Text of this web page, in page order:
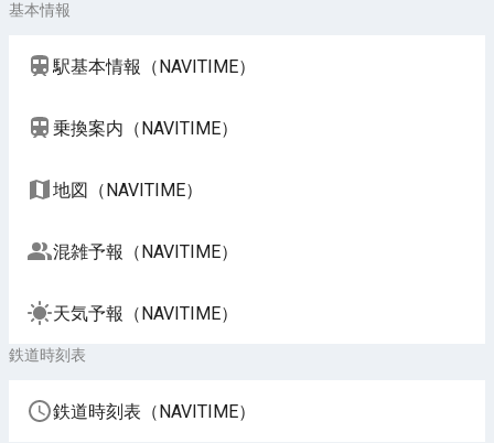
基本情報
駅基本情報（NAVITIME）
乗換案内（NAVITIME）
地図（NAVITIME）
混雑予報（NAVITIME）
天気予報（NAVITIME）
鉄道時刻表
鉄道時刻表（NAVITIME）